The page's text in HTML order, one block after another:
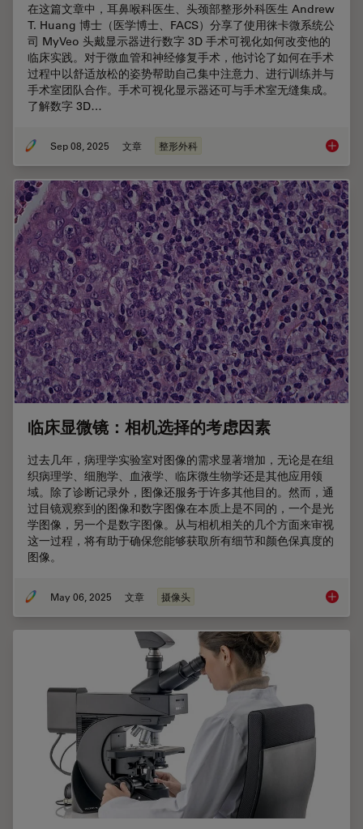
在这篇文章中，耳鼻喉科医生、头颈部整形外科医生 Andrew
T. Huang 博士（医学博士、FACS）分享了使用徕卡微系统公
司 MyVeo 头戴显示器进行数字 3D 手术可视化如何改变他的
临床实践。对于微血管和神经修复手术，他讨论了如何在手术
过程中以舒适放松的姿势帮助自己集中注意力、进行训练并与
手术室团队合作。手术可视化显示器还可与手术室无缝集成。
了解数字 3D…
Sep 08, 2025 文章 整形外科 微血管
临床显微镜：相机选择的考虑因素
过去几年，病理学实验室对图像的需求显著增加，无论是在组
织病理学、细胞学、血液学、临床微生物学还是其他应用领
域。除了诊断记录外，图像还服务于许多其他目的。然而，通
过目镜观察到的图像和数字图像在本质上是不同的，一个是光
学图像，另一个是数字图像。从与相机相关的几个方面来审视
这一过程，将有助于确保您能够获取所有细节和颜色保真度的
图像。
May 06, 2025 文章 摄像头 临床显